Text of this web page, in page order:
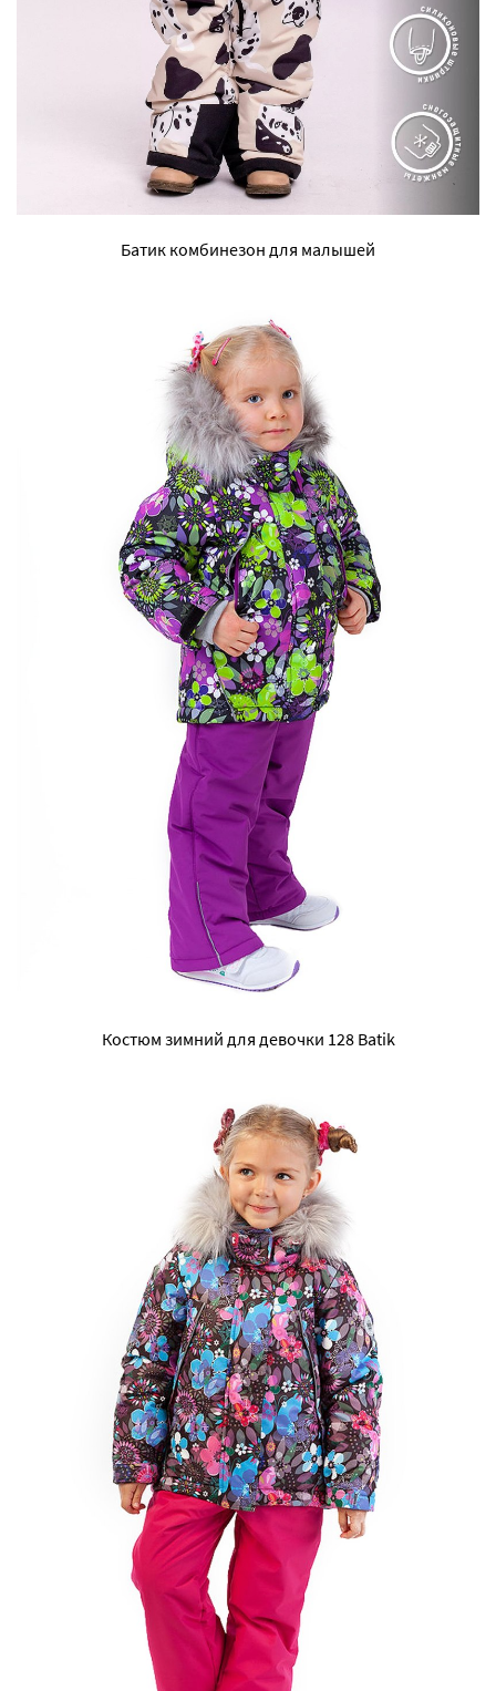
Батик комбинезон для малышей
Костюм зимний для девочки 128 Batik